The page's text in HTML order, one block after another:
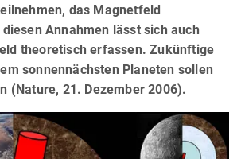
das Magnetfeld
Annahmen lässt sich auch
theoretisch erfassen. Zukünftige
sonnennächsten Planeten sollen
(Nature, 21. Dezember 2006).